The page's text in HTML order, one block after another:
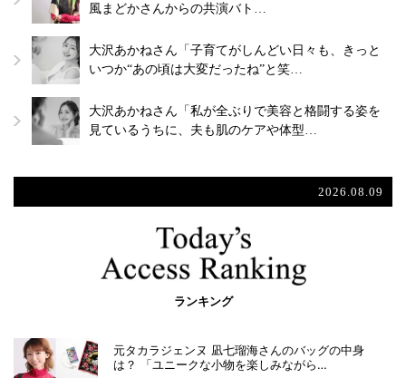
風まどかさんからの共演バト…
大沢あかねさん「子育てがしんどい日々も、きっと
いつか“あの頃は大変だったね”と笑…
大沢あかねさん「私が全ぶりで美容と格闘する姿を
見ているうちに、夫も肌のケアや体型…
2026.08.09
ランキング
元タカラジェンヌ 凪七瑠海さんのバッグの中身
は？ 「ユニークな小物を楽しみながら…